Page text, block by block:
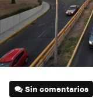
Sin comentarios